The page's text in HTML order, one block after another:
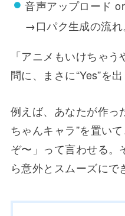
音声アップロード
→口パク生成の流れ
「アニメもいけちゃ
問に、まさに“Yes”を
例えば、あなたが作っ
ちゃんキャラ”を置い
ぞ〜」って言わせる。
ら意外とスムーズにで